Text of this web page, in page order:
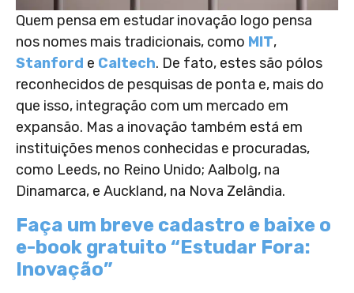
Quem pensa em estudar inovação logo pensa
nos nomes mais tradicionais, como MIT,
Stanford e Caltech. De fato, estes são pólos
reconhecidos de pesquisas de ponta e, mais do
que isso, integração com um mercado em
expansão. Mas a inovação também está em
instituições menos conhecidas e procuradas,
como Leeds, no Reino Unido; Aalbolg, na
Dinamarca, e Auckland, na Nova Zelândia.
Faça um breve cadastro e baixe o
e-book gratuito “Estudar Fora:
Inovação”